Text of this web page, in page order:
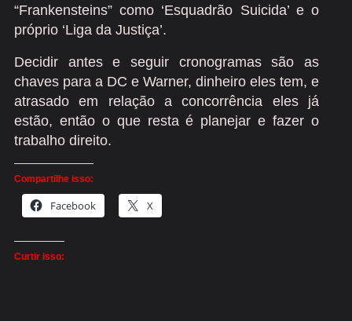
“Frankensteins” como ‘Esquadrão Suicida’ e o
próprio ‘Liga da Justiça’.
Decidir antes e seguir cronogramas são as
chaves para a DC e Warner, dinheiro eles tem, e
atrasado em relação a concorrência eles já
estão, então o que resta é planejar e fazer o
trabalho direito.
Compartilhe isso:
Facebook X
Curtir isso: